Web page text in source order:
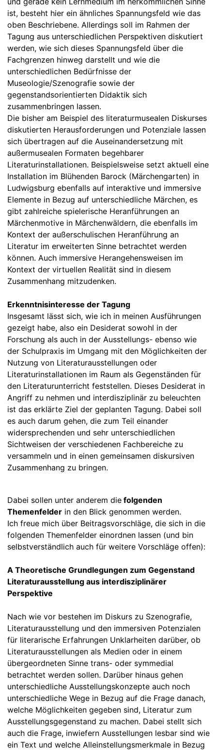
ist, besteht hier ein ähnliches Spannungsfeld wie das
oben Beschriebene. Allerdings soll im Rahmen der
Tagung aus unterschiedlichen Perspektiven diskutiert
werden, wie sich dieses Spannungsfeld über die
Fachgrenzen hinweg darstellt und wie die
unterschiedlichen Bedürfnisse der
Museologie/Szenografie sowie der
gegenstandsorientierten Didaktik sich
zusammenbringen lassen.
Die bisher am Beispiel des literaturmusealen Diskurses
diskutierten Herausforderungen und Potenziale lassen
sich übertragen auf die Auseinandersetzung mit
außermusealen Formaten begehbarer
Literaturinstallationen. Beispielsweise setzt aktuell eine
Installation im Blühenden Barock (Märchengarten) in
Ludwigsburg ebenfalls auf interaktive und immersive
Elemente in Bezug auf unterschiedliche Märchen, es
gibt zahlreiche spielerische Heranführungen an
Märchenmotive in Märchenwäldern, die ebenfalls im
Kontext der außerschulischen Heranführung an
Literatur im erweiterten Sinne betrachtet werden
können. Auch immersive Herangehensweisen im
Kontext der virtuellen Realität sind in diesem
Zusammenhang mitzudenken.
Erkenntnisinteresse der Tagung
Insgesamt lässt sich, wie ich in meinen Ausführungen
gezeigt habe, also ein Desiderat sowohl in der
Forschung als auch in der Ausstellungs- ebenso wie
der Schulpraxis im Umgang mit den Möglichkeiten der
Nutzung von Literaturausstellungen oder
Literaturinstallationen im Raum als Gegenständen für
den Literaturunterricht feststellen. Dieses Desiderat in
Angriff zu nehmen und interdisziplinär zu beleuchten
ist das erklärte Ziel der geplanten Tagung. Dabei soll
es auch darum gehen, die zum Teil einander
widersprechenden und sehr unterschiedlichen
Sichtweisen der verschiedenen Fachbereiche zu
versammeln und in einen gemeinsamen diskursiven
Zusammenhang zu bringen.
Dabei sollen unter anderem die folgenden
Themenfelder in den Blick genommen werden.
Ich freue mich über Beitragsvorschläge, die sich in die
folgenden Themenfelder einordnen lassen (und bin
selbstverständlich auch für weitere Vorschläge offen):
A Theoretische Grundlegungen zum Gegenstand
Literaturausstellung aus interdisziplinärer
Perspektive
Nach wie vor bestehen im Diskurs zu Szenografie,
Literaturausstellung und den immersiven Potenzialen
für literarische Erfahrungen Unklarheiten darüber, ob
Literaturausstellungen als Medien oder in einem
übergeordneten Sinne trans- oder symmedial
betrachtet werden sollen. Darüber hinaus gehen
unterschiedliche Ausstellungskonzepte auch noch
unterschiedliche Wege in Bezug auf die Frage danach,
welche Möglichkeiten gegeben sind, Literatur zum
Ausstellungsgegenstand zu machen. Dabei stellt sich
auch die Frage, inwiefern Ausstellungen lesbar sind wie
ein Text und welche Alleinstellungsmerkmale in Bezug